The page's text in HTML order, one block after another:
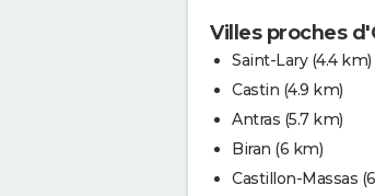
Villes proches
Saint-Lary (4.4 km)
Castin (4.9 km)
Antras (5.7 km)
Biran (6 km)
Castillon-Massas